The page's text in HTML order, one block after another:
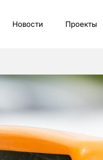
Новости Проекты